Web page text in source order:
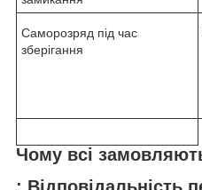
Саморозряд під час
зберігання
Чому всі